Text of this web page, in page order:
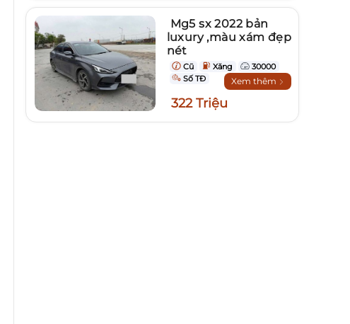
Mg5 sx 2022 bản
luxury ,màu xám đẹp
nét
Cũ Xăng
30000
Số TĐ
Xem thêm
322 Triệu